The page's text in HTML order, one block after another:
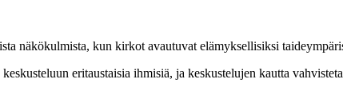
näkökulmista, kun kirkot avautuvat elämyksellisiksi
eritaustaisia ihmisiä, ja keskustelujen kautta